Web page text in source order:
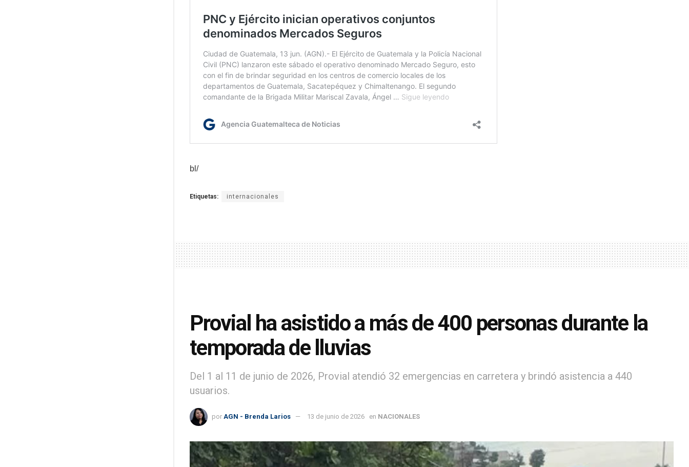
bl/
Etiquetas: internacionales
Provial ha asistido a más de 400 personas durante la
temporada de lluvias
Del 1 al 11 de junio de 2026, Provial atendió 32 emergencias en carretera y brindó asistencia a 440
usuarios.
por AGN - Brenda Larios 13 de junio de 2026 en NACIONALES